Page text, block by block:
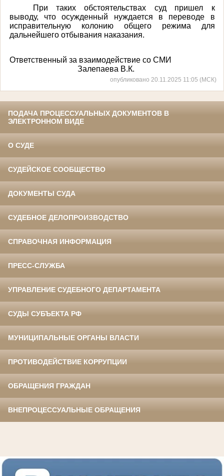
При таких обстоятельствах суд пришел к
выводу, что осужденный нуждается в переводе в
исправительную колонию общего режима для
дальнейшего отбывания наказания.
Ответственный за взаимодействие со СМИ
Залепаева В.К.
опубликовано 20.11.2025 11:05 (МСК)
ПОДАЧА ПРОЦЕССУАЛЬНЫХ ДОКУМЕНТОВ В
ЭЛЕКТРОННОМ ВИДЕ
О СУДЕ
СУДЕЙСКОЕ СООБЩЕСТВО
ДОКУМЕНТЫ СУДА
СУДЕБНОЕ ДЕЛОПРОИЗВОДСТВО
СПРАВОЧНАЯ ИНФОРМАЦИЯ
ПРЕСС-СЛУЖБА
УПРАВЛЕНИЕ СУДЕБНОГО ДЕПАРТАМЕНТА
СУДЫ СУБЪЕКТА РФ
МУНИЦИПАЛЬНЫЕ ОРГАНЫ ВЛАСТИ
ПРОТИВОДЕЙСТВИЕ КОРРУПЦИИ
ОБРАЩЕНИЯ ГРАЖДАН
ВНЕПРОЦЕССУАЛЬНЫЕ ОБРАЩЕНИЯ